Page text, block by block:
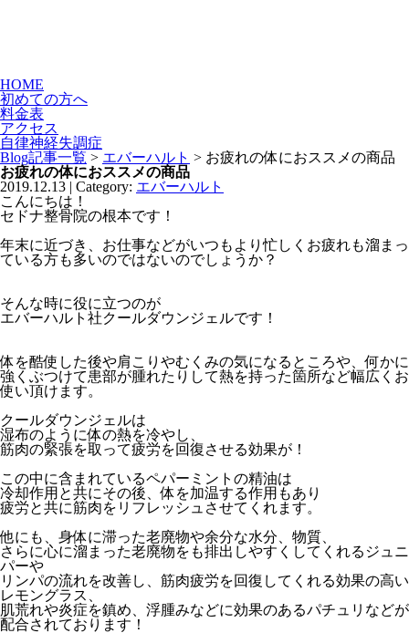
HOME
初めての方へ
料金表
アクセス
自律神経失調症
Blog記事一覧 > エバーハルト > お疲れの体におススメの商品
お疲れの体におススメの商品
2019.12.13 | Category: エバーハルト
こんにちは！
セドナ整骨院の根本です！
年末に近づき、お仕事などがいつもより忙しくお疲れも溜まっ
ている方も多いのではないのでしょうか？
そんな時に役に立つのが
エバーハルト社クールダウンジェルです！
体を酷使した後や肩こりやむくみの気になるところや、何かに
強くぶつけて患部が腫れたりして熱を持った箇所など幅広くお
使い頂けます。
クールダウンジェルは
湿布のように体の熱を冷やし、
筋肉の緊張を取って疲労を回復させる効果が！
この中に含まれているペパーミントの精油は
冷却作用と共にその後、体を加温する作用もあり
疲労と共に筋肉をリフレッシュさせてくれます。
他にも、身体に滞った老廃物や余分な水分、物質、
さらに心に溜まった老廃物をも排出しやすくしてくれるジュニ
パーや
リンパの流れを改善し、筋肉疲労を回復してくれる効果の高い
レモングラス、
肌荒れや炎症を鎮め、浮腫みなどに効果のあるパチュリなどが
配合されております！